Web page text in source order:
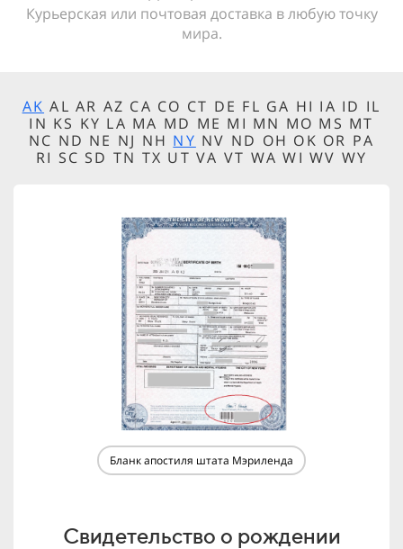
Курьерская или почтовая доставка в любую точку
мира.
AK AL AR AZ CA CO CT DE FL GA HI IA ID IL
IN KS KY LA MA MD ME MI MN MO MS MT
NC ND NE NJ NH NY NV ND OH OK OR PA
RI SC SD TN TX UT VA VT WA WI WV WY
Бланк апостиля штата Мэриленда
Свидетельство о рождении